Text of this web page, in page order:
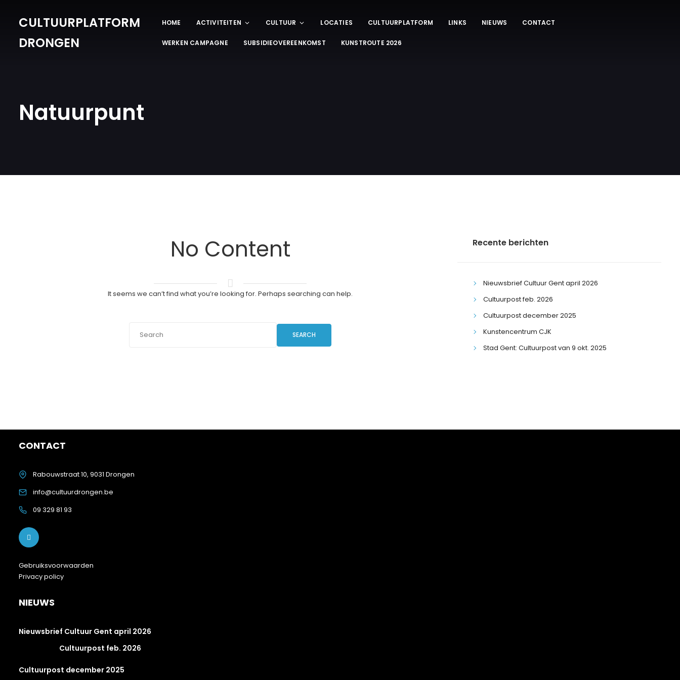
CULTUURPLATFORM
DRONGEN
HOME ACTIVITEITEN CULTUUR LOCATIES CULTUURPLATFORM LINKS NIEUWS CONTACT
WERKEN CAMPAGNE SUBSIDIEOVEREENKOMST KUNSTROUTE 2026
Natuurpunt
No Content
It seems we can’t find what you’re looking for. Perhaps searching can help.
SEARCH
Recente berichten
Nieuwsbrief Cultuur Gent april 2026
Cultuurpost feb. 2026
Cultuurpost december 2025
Kunstencentrum CJK
Stad Gent: Cultuurpost van 9 okt. 2025
CONTACT
Rabouwstraat 10, 9031 Drongen
info@cultuurdrongen.be
09 329 81 93
Gebruiksvoorwaarden
Privacy policy
NIEUWS
Nieuwsbrief Cultuur Gent april 2026
Cultuurpost feb. 2026
Cultuurpost december 2025